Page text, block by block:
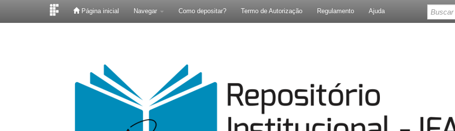
Página inicial Navegar Como depositar? Termo de Autorização Regulamento Ajuda